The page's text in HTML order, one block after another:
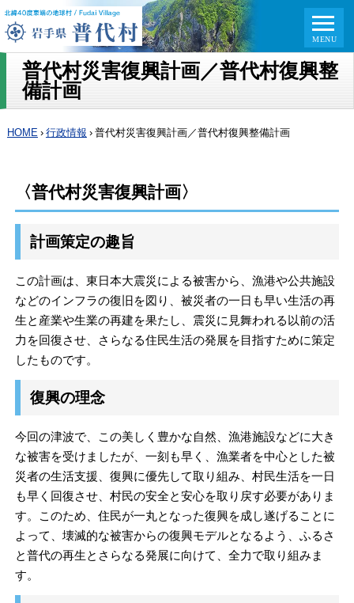
普代村災害復興計画／普代村復興整
備計画
HOME › 行政情報 › 普代村災害復興計画／普代村復興整備計画
〈普代村災害復興計画〉
計画策定の趣旨
この計画は、東日本大震災による被害から、漁港や公共施設
などのインフラの復旧を図り、被災者の一日も早い生活の再
生と産業や生業の再建を果たし、震災に見舞われる以前の活
力を回復させ、さらなる住民生活の発展を目指すために策定
したものです。
復興の理念
今回の津波で、この美しく豊かな自然、漁港施設などに大き
な被害を受けましたが、一刻も早く、漁業者を中心とした被
災者の生活支援、復興に優先して取り組み、村民生活を一日
も早く回復させ、村民の安全と安心を取り戻す必要がありま
す。このため、住民が一丸となった復興を成し遂げることに
よって、壊滅的な被害からの復興モデルとなるよう、ふるさ
と普代の再生とさらなる発展に向けて、全力で取り組みま
す。